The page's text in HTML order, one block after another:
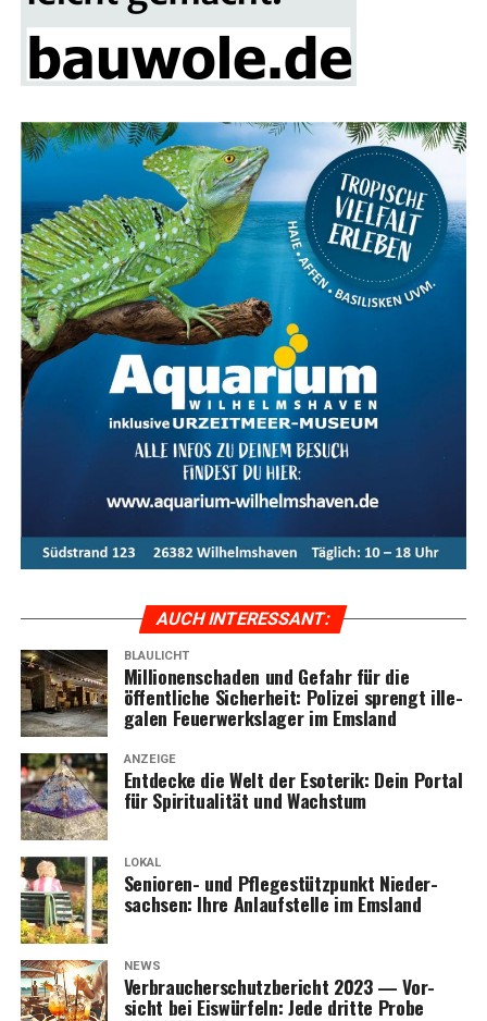
AUCH INTER­ES­SANT:
BLAULICHT
Mil­lio­nen­scha­den und Gefahr für die
öffent­li­che Sicher­heit: Poli­zei sprengt ille­
ga­len Feu­er­werks­la­ger im Emsland
ANZEIGE
Ent­de­cke die Welt der Eso­te­rik: Dein Por­tal
für Spi­ri­tua­li­tät und Wachstum
LOKAL
Senio­ren- und Pfle­ge­stütz­punkt Nie­der­
sach­sen: Ihre Anlauf­stel­le im Emsland
NEWS
Ver­brau­cher­schutz­be­richt 2023 — Vor­
sicht bei Eis­wür­feln: Jede drit­te Pro­be